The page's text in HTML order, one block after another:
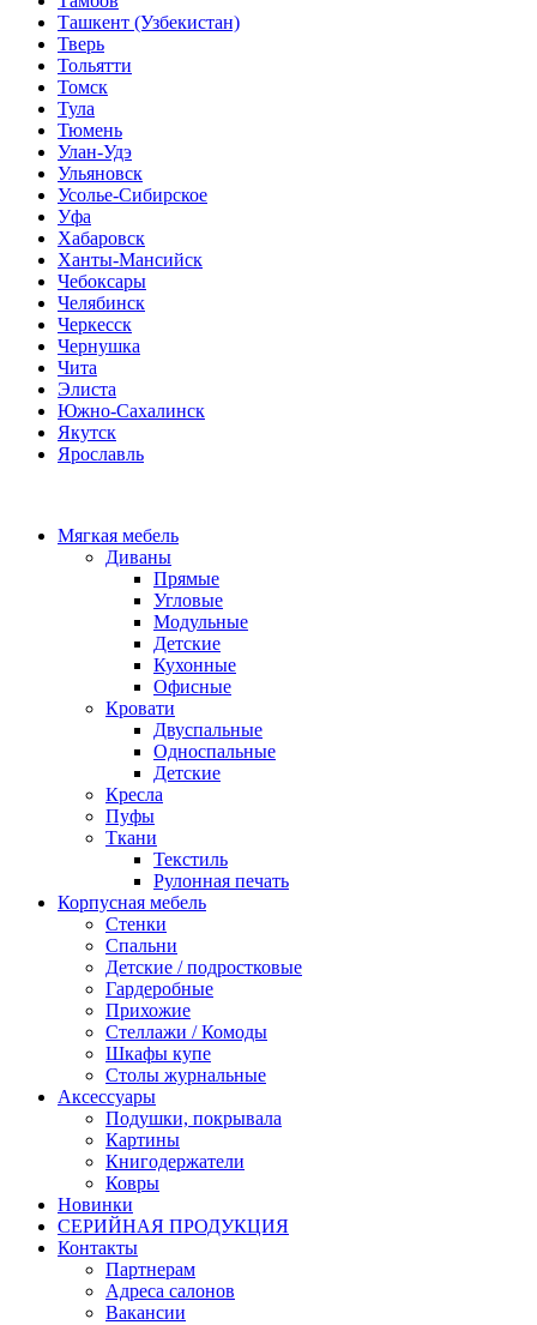
Ташкент (Узбекистан)
Тверь
Тольятти
Томск
Тула
Тюмень
Улан-Удэ
Ульяновск
Усолье-Сибирское
Уфа
Хабаровск
Ханты-Мансийск
Чебоксары
Челябинск
Черкесск
Чернушка
Чита
Элиста
Южно-Сахалинск
Якутск
Ярославль
Мягкая мебель
Диваны
Прямые
Угловые
Модульные
Детские
Кухонные
Офисные
Кровати
Двуспальные
Односпальные
Детские
Кресла
Пуфы
Ткани
Текстиль
Рулонная печать
Корпусная мебель
Стенки
Спальни
Детские / подростковые
Гардеробные
Прихожие
Стеллажи / Комоды
Шкафы купе
Столы журнальные
Аксессуары
Подушки, покрывала
Картины
Книгодержатели
Ковры
Новинки
СЕРИЙНАЯ ПРОДУКЦИЯ
Контакты
Партнерам
Адреса салонов
Вакансии